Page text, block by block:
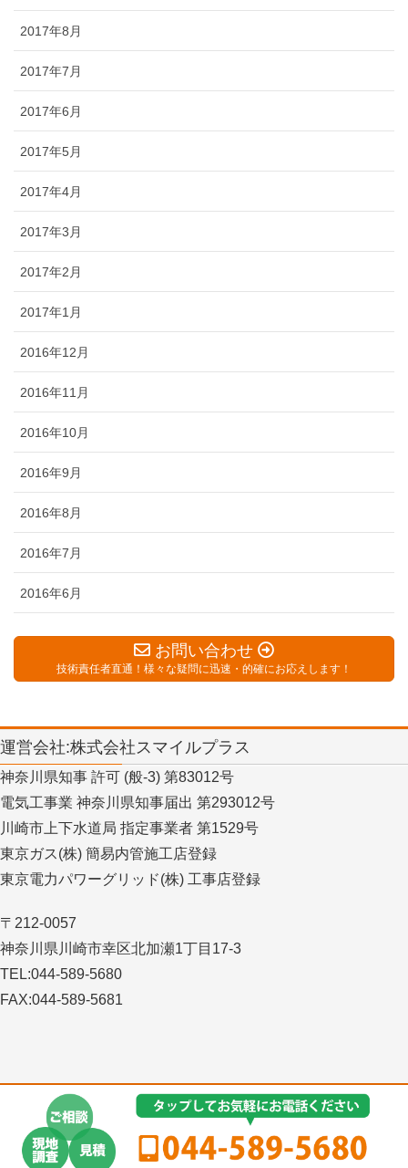
2017年8月
2017年7月
2017年6月
2017年5月
2017年4月
2017年3月
2017年2月
2017年1月
2016年12月
2016年11月
2016年10月
2016年9月
2016年8月
2016年7月
2016年6月
お問い合わせ
技術責任者直通！様々な疑問に迅速・的確にお応えします！
運営会社:株式会社スマイルプラス
神奈川県知事 許可 (般-3) 第83012号
電気工事業 神奈川県知事届出 第293012号
川崎市上下水道局 指定事業者 第1529号
東京ガス(株) 簡易内管施工店登録
東京電力パワーグリッド(株) 工事店登録
〒212-0057
神奈川県川崎市幸区北加瀬1丁目17-3
TEL:044-589-5680
FAX:044-589-5681
Copyright © 住宅リフォームなら川崎の工務店スマイルプラス All Rights
Reserved.